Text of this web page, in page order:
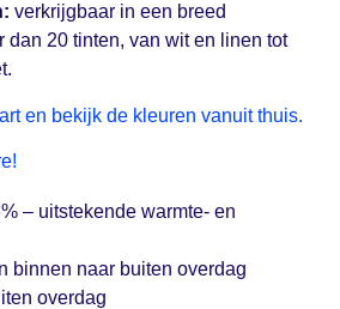
verkrijgbaar in een breed
dan 20 tinten, van wit en linen tot
en bekijk de kleuren vanuit thuis.
– uitstekende warmte- en
binnen naar buiten overdag
overdag